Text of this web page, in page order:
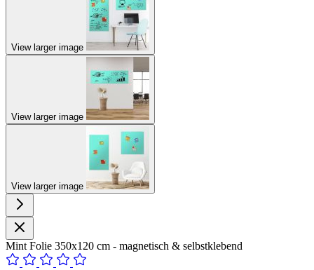
View larger image
View larger image
View larger image
Mint Folie 350x120 cm - magnetisch & selbstklebend